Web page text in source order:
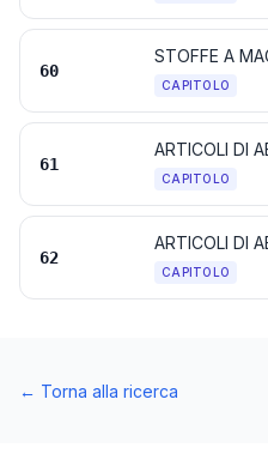
60
STOFFE A
CAPITOLO
61
CAPITOLO
62
CAPITOLO
← Torna alla ricerca